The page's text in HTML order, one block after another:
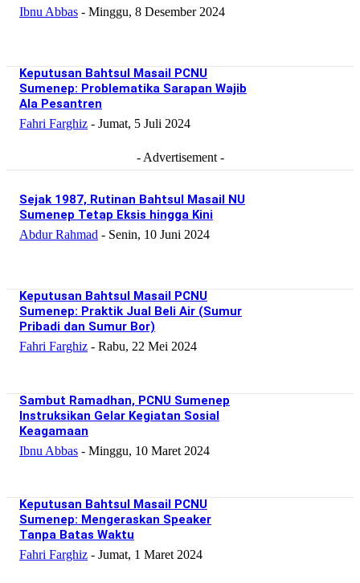
Ibnu Abbas - Minggu, 8 Desember 2024
Keputusan Bahtsul Masail PCNU
Sumenep: Problematika Sarapan Wajib
Ala Pesantren
Fahri Farghiz - Jumat, 5 Juli 2024
- Advertisement -
Sejak 1987, Rutinan Bahtsul Masail NU
Sumenep Tetap Eksis hingga Kini
Abdur Rahmad - Senin, 10 Juni 2024
Keputusan Bahtsul Masail PCNU
Sumenep: Praktik Jual Beli Air (Sumur
Pribadi dan Sumur Bor)
Fahri Farghiz - Rabu, 22 Mei 2024
Sambut Ramadhan, PCNU Sumenep
Instruksikan Gelar Kegiatan Sosial
Keagamaan
Ibnu Abbas - Minggu, 10 Maret 2024
Keputusan Bahtsul Masail PCNU
Sumenep: Mengeraskan Speaker
Tanpa Batas Waktu
Fahri Farghiz - Jumat, 1 Maret 2024